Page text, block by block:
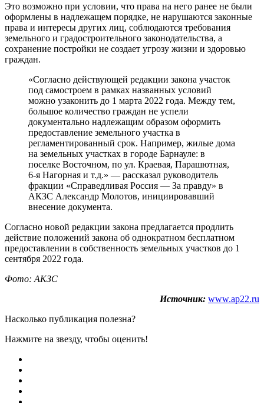
Это возможно при условии, что права на него ранее не были
оформлены в надлежащем порядке, не нарушаются законные
права и интересы других лиц, соблюдаются требования
земельного и градостроительного законодательства, а
сохранение постройки не создает угрозу жизни и здоровью
граждан.
«Согласно действующей редакции закона участок
под самостроем в рамках названных условий
можно узаконить до 1 марта 2022 года. Между тем,
большое количество граждан не успели
документально надлежащим образом оформить
предоставление земельного участка в
регламентированный срок. Например, жилые дома
на земельных участках в городе Барнауле: в
поселке Восточном, по ул. Краевая, Парашютная,
6-я Нагорная и т.д.» — рассказал руководитель
фракции «Справедливая Россия — За правду» в
АКЗС Александр Молотов, инициировавший
внесение документа.
Согласно новой редакции закона предлагается продлить
действие положений закона об однократном бесплатном
предоставлении в собственность земельных участков до 1
сентября 2022 года.
Фото: АКЗС
Источник: www.ap22.ru
Насколько публикация полезна?
Нажмите на звезду, чтобы оценить!